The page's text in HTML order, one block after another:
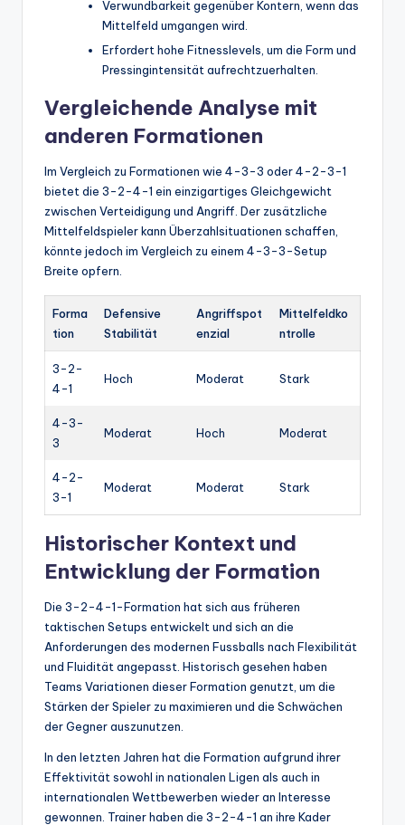
Verwundbarkeit gegenüber Kontern, wenn das
Mittelfeld umgangen wird.
Erfordert hohe Fitnesslevels, um die Form und
Pressingintensität aufrechtzuerhalten.
Vergleichende Analyse mit
anderen Formationen
Im Vergleich zu Formationen wie 4-3-3 oder 4-2-3-1
bietet die 3-2-4-1 ein einzigartiges Gleichgewicht
zwischen Verteidigung und Angriff. Der zusätzliche
Mittelfeldspieler kann Überzahlsituationen schaffen,
könnte jedoch im Vergleich zu einem 4-3-3-Setup
Breite opfern.
Forma
tion
Defensive
Stabilität
Angriffspot
enzial
Mittelfeldko
ntrolle
3-2-
4-1
Hoch Moderat Stark
4-3-
3
Moderat Hoch Moderat
4-2-
3-1
Moderat Moderat Stark
Historischer Kontext und
Entwicklung der Formation
Die 3-2-4-1-Formation hat sich aus früheren
taktischen Setups entwickelt und sich an die
Anforderungen des modernen Fussballs nach Flexibilität
und Fluidität angepasst. Historisch gesehen haben
Teams Variationen dieser Formation genutzt, um die
Stärken der Spieler zu maximieren und die Schwächen
der Gegner auszunutzen.
In den letzten Jahren hat die Formation aufgrund ihrer
Effektivität sowohl in nationalen Ligen als auch in
internationalen Wettbewerben wieder an Interesse
gewonnen. Trainer haben die 3-2-4-1 an ihre Kader